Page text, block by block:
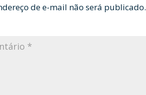
de e-mail não será publicado.